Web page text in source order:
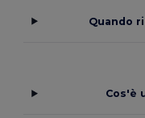
Quando
Cos'è